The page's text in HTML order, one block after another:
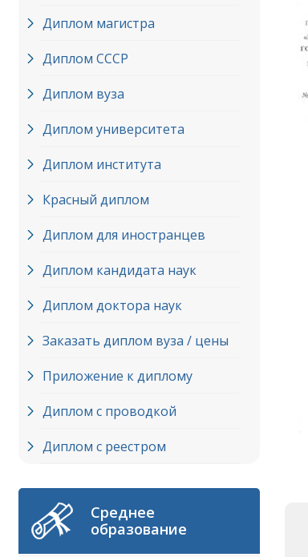
Диплом магистра
Диплом СССР
Диплом вуза
Диплом университета
Диплом института
Красный диплом
Диплом для иностранцев
Диплом кандидата наук
Диплом доктора наук
Заказать диплом вуза / цены
Приложение к диплому
Диплом с проводкой
Диплом с реестром
Среднее
образование